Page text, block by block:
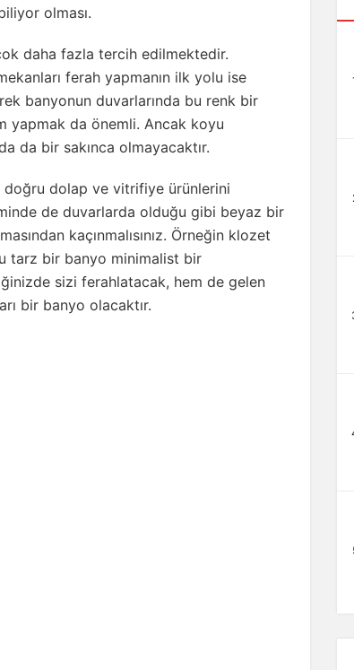
olması.
daha fazla tercih edilmektedir.
ferah yapmanın ilk yolu ise
banyonun duvarlarında bu renk bir
yapmak da önemli. Ancak koyu
da bir sakınca olmayacaktır.
doğru dolap ve vitrifiye ürünlerini
de duvarlarda olduğu gibi beyaz bir
kaçınmalısınız. Örneğin klozet
tarz bir banyo minimalist bir
sizi ferahlatacak, hem de gelen
bir banyo olacaktır.